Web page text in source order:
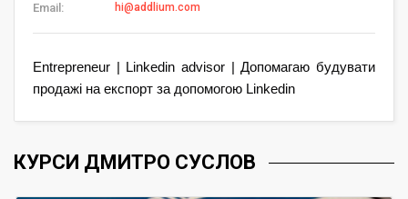
Email: hi@addlium.com
Entrepreneur | Linkedin advisor | Допомагаю будувати
продажі на експорт за допомогою Linkedin
КУРСИ ДМИТРО СУСЛОВ